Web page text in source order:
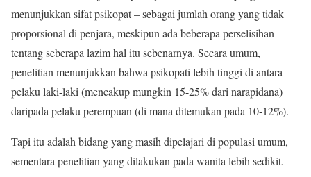
menunjukkan sifat psikopat – sebagai jumlah orang yang tidak
proporsional di penjara, meskipun ada beberapa perselisihan
tentang seberapa lazim hal itu sebenarnya. Secara umum,
penelitian menunjukkan bahwa psikopati lebih tinggi di antara
pelaku laki-laki (mencakup mungkin 15-25% dari narapidana)
daripada pelaku perempuan (di mana ditemukan pada 10-12%).
Tapi itu adalah bidang yang masih dipelajari di populasi umum,
sementara penelitian yang dilakukan pada wanita lebih sedikit.